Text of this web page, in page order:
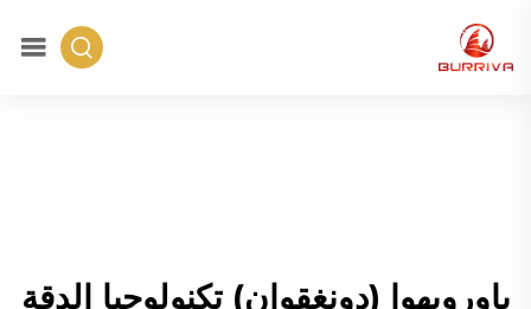
باورويهوا (دونغقوان) تكنولوجيا الدقة